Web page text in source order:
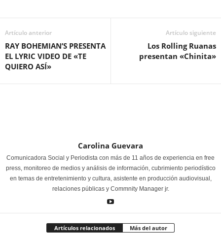
Artículo anterior
RAY BOHEMIAN’S PRESENTA
EL LYRIC VIDEO DE «TE
QUIERO ASÍ»
Artículo siguiente
Los Rolling Ruanas
presentan «Chinita»
Carolina Guevara
Comunicadora Social y Periodista con más de 11 años de experiencia en free
press, monitoreo de medios y análisis de información, cubrimiento periodístico
en temas de entretenimiento y cultura, asistente en producción audiovisual,
relaciones públicas y Commnity Manager jr.
Artículos relacionados Más del autor